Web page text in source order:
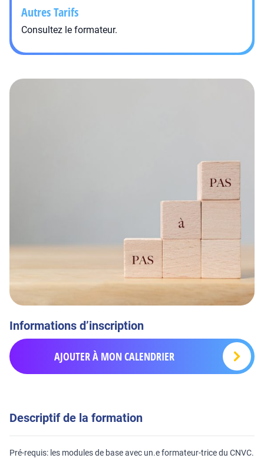
Autres Tarifs
Consultez le formateur.
Informations d’inscription
AJOUTER À MON CALENDRIER
Descriptif de la formation
Pré-requis: les modules de base avec un.e formateur-trice du CNVC.